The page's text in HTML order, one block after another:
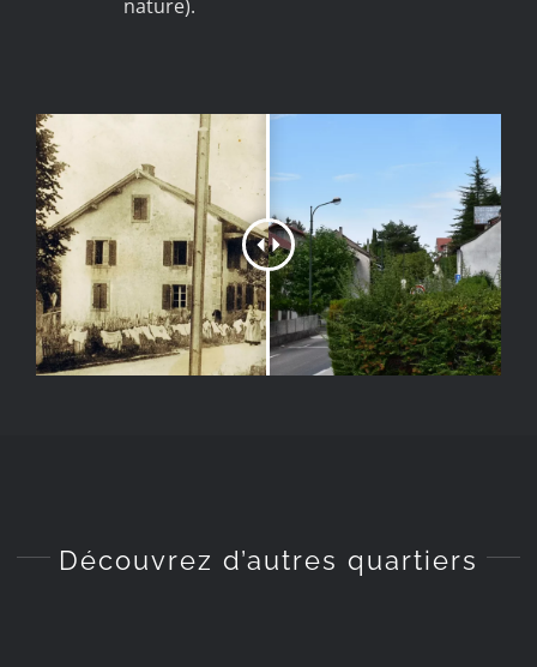
nature).
Découvrez d’autres quartiers